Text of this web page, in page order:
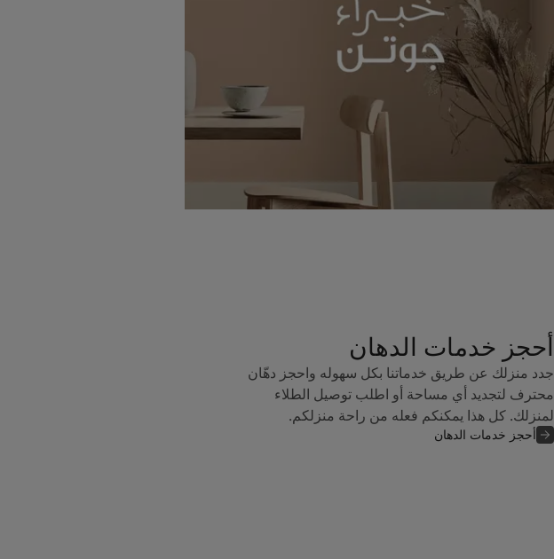
أحجز خدمات الدهان
جدد منزلك عن طريق خدماتنا بكل سهوله واحجز دهّان
محترف لتجديد أي مساحة أو اطلب توصيل الطلاء
لمنزلك. كل هذا يمكنكم فعله من راحة منزلكم.
أحجز خدمات الدهان